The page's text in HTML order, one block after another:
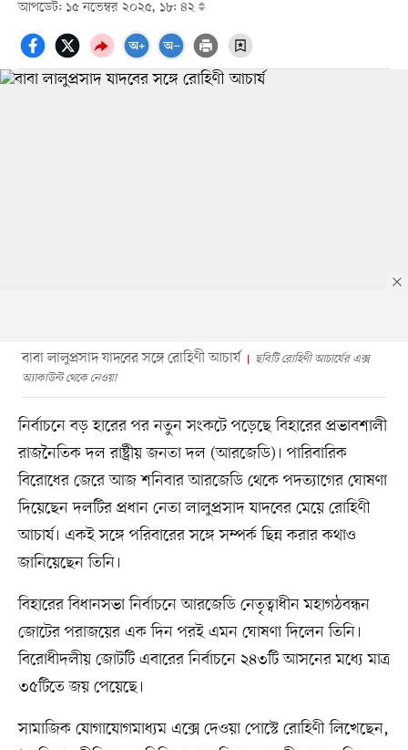
আপডেট: ১৫ নভেম্বর ২০২৫, ১৮: ৪২
বাবা লালুপ্রসাদ যাদবের সঙ্গে রোহিণী আচার্য
ছবিটি রোহিণী আচার্যের এক্স
অ্যাকাউন্ট থেকে নেওয়া
নির্বাচনে বড় হারের পর নতুন সংকটে পড়েছে বিহারের প্রভাবশালী
রাজনৈতিক দল রাষ্ট্রীয় জনতা দল (আরজেডি)। পারিবারিক
বিরোধের জেরে আজ শনিবার আরজেডি থেকে পদত্যাগের ঘোষণা
দিয়েছেন দলটির প্রধান নেতা লালুপ্রসাদ যাদবের মেয়ে রোহিণী
আচার্য। একই সঙ্গে পরিবারের সঙ্গে সম্পর্ক ছিন্ন করার কথাও
জানিয়েছেন তিনি।
বিহারের বিধানসভা নির্বাচনে আরজেডি নেতৃত্বাধীন মহাগঠবন্ধন
জোটের পরাজয়ের এক দিন পরই এমন ঘোষণা দিলেন তিনি।
বিরোধীদলীয় জোটটি এবারের নির্বাচনে ২৪৩টি আসনের মধ্যে মাত্র
৩৫টিতে জয় পেয়েছে।
সামাজিক যোগাযোগমাধ্যম এক্সে দেওয়া পোস্টে রোহিণী লিখেছেন,